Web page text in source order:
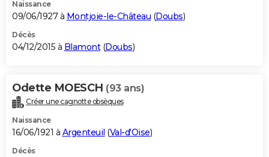
Naissance
09/06/1927 à Montjoie-le-Château (Doubs)
Décès
04/12/2015 à Blamont(Doubs)
Odette MOESCH (93 ans)
Créer une cagnotte obsèques
Naissance
16/06/1921 à Argenteuil (Val-d'Oise)
Décès